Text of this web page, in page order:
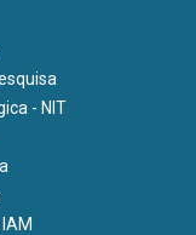
- NIT